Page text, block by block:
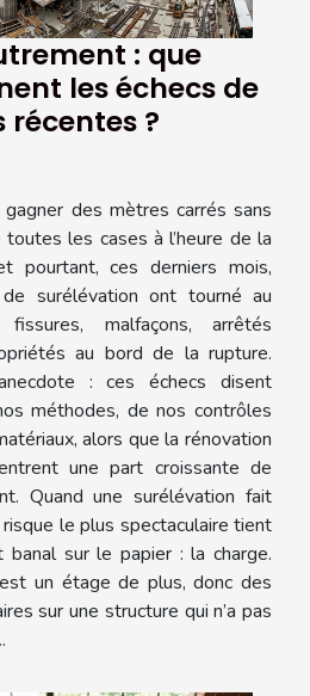
: que
les échecs de
?
des mètres carrés sans
toutes les cases à l’heure de la
pourtant, ces derniers mois,
surélévation ont tourné au
malfaçons, arrêtés
au bord de la rupture.
: ces échecs disent
méthodes, de nos contrôles
alors que la rénovation
une part croissante de
Quand une surélévation fait
risque le plus spectaculaire tient
sur le papier : la charge.
un étage de plus, donc des
sur une structure qui n’a pas